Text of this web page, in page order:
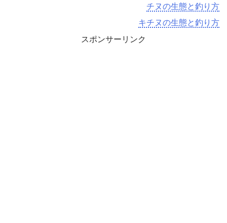
チヌの生態と釣り方
キチヌの生態と釣り方
スポンサーリンク